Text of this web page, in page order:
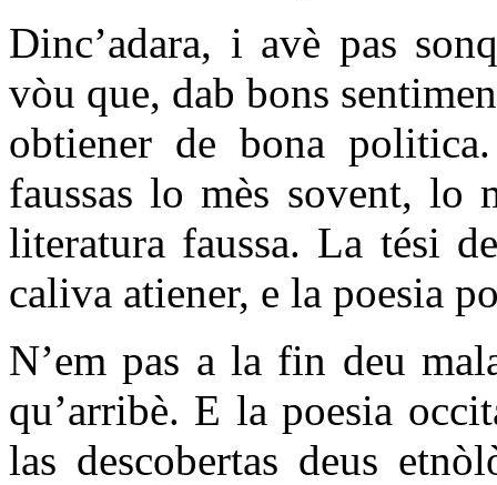
Dinc’adara, i avè pas
vòu que, dab bons
obtiener de bona
faussas lo mès sovent, lo
literatura faussa. La tési
caliva atiener, e la poesia
N’em pas a la fin deu
qu’arribè. E la poesia
las descobertas deus